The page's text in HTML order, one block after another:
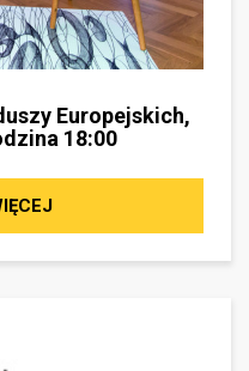
Europejskich,
18:00